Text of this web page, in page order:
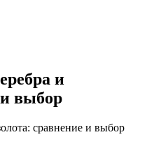
и
выбор
сравнение и выбор